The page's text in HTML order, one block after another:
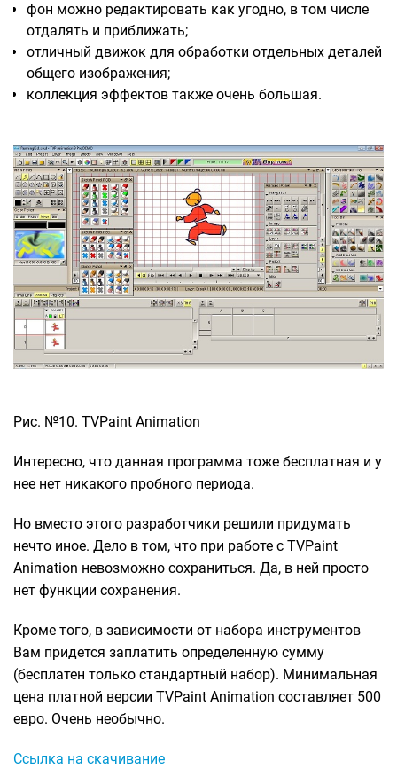
фон можно редактировать как угодно, в том числе
отдалять и приближать;
отличный движок для обработки отдельных деталей
общего изображения;
коллекция эффектов также очень большая.
Рис. №10. TVPaint Animation
Интересно, что данная программа тоже бесплатная и у
нее нет никакого пробного периода.
Но вместо этого разработчики решили придумать
нечто иное. Дело в том, что при работе с TVPaint
Animation невозможно сохраниться. Да, в ней просто
нет функции сохранения.
Кроме того, в зависимости от набора инструментов
Вам придется заплатить определенную сумму
(бесплатен только стандартный набор). Минимальная
цена платной версии TVPaint Animation составляет 500
евро. Очень необычно.
Ссылка на скачивание